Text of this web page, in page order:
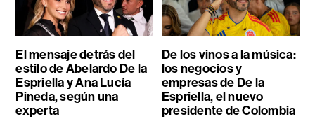
El mensaje detrás del
estilo de Abelardo De la
Espriella y Ana Lucía
Pineda, según una
experta
De los vinos a la música:
los negocios y
empresas de De la
Espriella, el nuevo
presidente de Colombia